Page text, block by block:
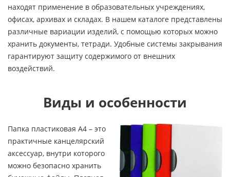
находят применение в образовательных учреждениях,
офисах, архивах и складах. В нашем каталоге представлены
различные вариации изделий, с помощью которых можно
хранить документы, тетради. Удобные системы закрывания
гарантируют защиту содержимого от внешних
воздействий.
Виды и особенности
Папка пластиковая А4 – это
практичные канцелярский
аксессуар, внутри которого
можно безопасно хранить